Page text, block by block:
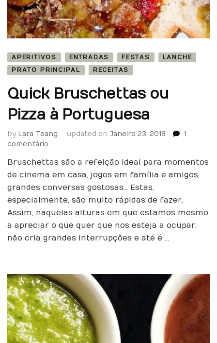
APERITIVOS ENTRADAS FESTAS
LANCHE
PRATO PRINCIPAL
RECEITAS
Quick Bruschettas ou
Pizza à Portuguesa
by Lara Teang updated on Janeiro 23, 2018
1
comentário
Bruschettas
ou
Pizza
Portuguesa
Bruschettas são a refeição ideal para momentos
de cinema em casa, jogos em família e amigos,
grandes conversas gostosas… Estas,
especialmente, são muito rápidas de fazer.
Assim, naquelas alturas em que estamos mesmo
a apreciar o que quer que nos esteja a ocupar,
não cria grandes interrupções e até é …